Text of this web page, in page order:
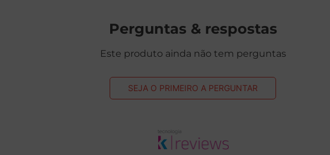
Perguntas & respostas
Este produto ainda não tem perguntas
SEJA O PRIMEIRO A PERGUNTAR